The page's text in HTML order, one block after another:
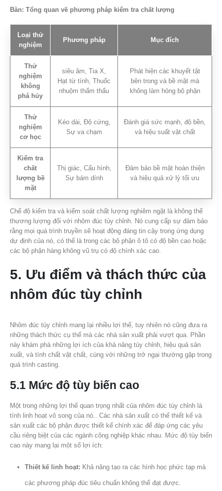
Bàn: Tổng quan về phương pháp kiểm tra chất lượng
Loại thử
nghiệm
Phương pháp Mục đích
Thử
nghiệm
không
phá hủy
siêu âm, Tia X,
Hạt từ tính, Thuốc
nhuộm thẩm thấu
Phát hiện các khuyết tật
bên trong và bề mặt mà
không làm hỏng bộ phận
Thử
nghiệm
cơ học
Kéo dài, Độ cứng,
Sự va chạm
Đánh giá sức mạnh, độ bền,
và hiệu suất vật chất
Kiểm tra
chất
lượng bề
mặt
Thị giác, Cấu hình,
Sự bám dính
Đảm bảo bề mặt hoàn thiện
và hiệu quả xử lý tối ưu
Chế độ kiểm tra và kiểm soát chất lượng nghiêm ngặt là không thể
thương lượng đối với nhôm đúc tùy chỉnh. Nó cung cấp sự đảm bảo
rằng mọi quá trình truyền sẽ hoạt động đáng tin cậy trong ứng dụng
dự định của nó, có thể là trong các bộ phận ô tô có độ bền cao hoặc
các bộ phận hàng không vũ trụ có độ chính xác cao.
5. Ưu điểm và thách thức của
nhôm đúc tùy chỉnh
Nhôm đúc tùy chỉnh mang lại nhiều lợi thế, tuy nhiên nó cũng đưa ra
những thách thức cụ thể mà các nhà sản xuất phải vượt qua. Phần
này khám phá những lợi ích của khả năng tùy chỉnh, hiệu quả sản
xuất, và tính chất vật chất, cùng với những trở ngại thường gặp trong
quá trình casting.
5.1 Mức độ tùy biến cao
Một trong những lợi thế quan trọng nhất của nhôm đúc tùy chỉnh là
tính linh hoạt vô song của nó.. Các nhà sản xuất có thể thiết kế và
sản xuất các bộ phận được thiết kế chính xác để đáp ứng các yêu
cầu riêng biệt của các ngành công nghiệp khác nhau. Mức độ tùy biến
cao này mang lại một số lợi ích:
Thiết kế linh hoạt: Khả năng tạo ra các hình học phức tạp mà
các phương pháp đúc tiêu chuẩn không thể đạt được.